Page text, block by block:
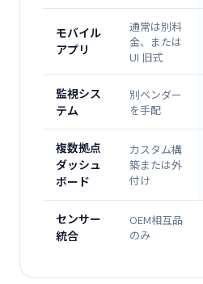
モバイル
アプリ
通常は別料
金、または
UI 旧式
監視シス
テム
別ベンダー
を手配
複数拠点
ダッシュ
ボード
カスタム構
築または外
付け
センサー
統合
OEM相互品
のみ